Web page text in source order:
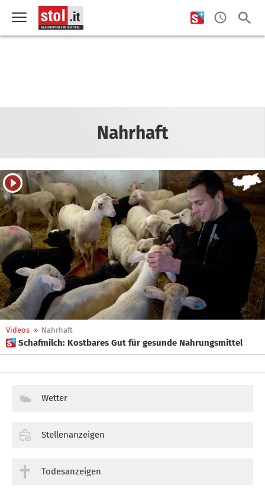
Nahrhaft
Videos » Nahrhaft
 Schafmilch: Kostbares Gut für gesunde Nahrungsmittel
Wetter
Stellenanzeigen
Todesanzeigen